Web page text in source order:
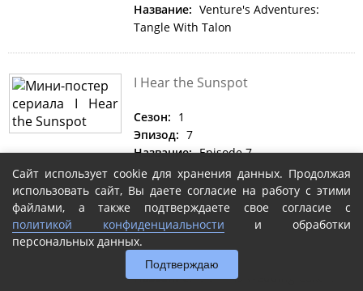
Название: Venture's Adventures:
Tangle With Talon
I Hear the Sunspot
Сезон: 1
Эпизод: 7
Название: Episode 7
Ms. Pat Settles It
Сезон:
Эпизод: 2
Название: Sis, This Wedding Cake Is
Сайт использует cookie для хранения данных. Продолжая
использовать сайт, Вы даете согласие на работу с этими
файлами, а также подтверждаете свое согласие с
политикой конфиденциальности и обработки
персональных данных.
Подтверждаю